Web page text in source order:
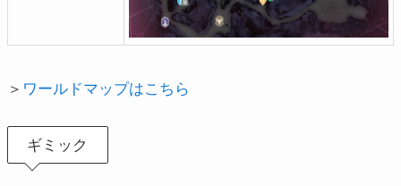
＞ ワールドマップはこちら
ギミック